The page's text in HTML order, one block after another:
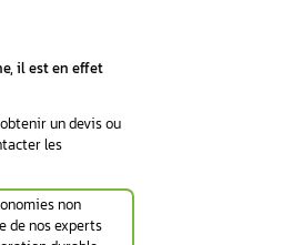
réparer dès que possible. En
et que votre Mercedes
votre auto, puis d’effectuer la
? Vous êtes à la recherche
compétences et de tout le
façon efficace et rapide.